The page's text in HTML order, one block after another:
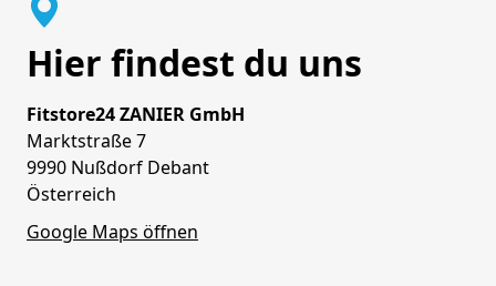
Hier findest du uns
Fitstore24 ZANIER GmbH
Marktstraße 7
9990 Nußdorf Debant
Österreich
Google Maps öffnen